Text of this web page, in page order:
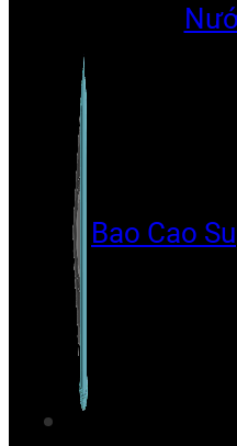
Bao Cao Su